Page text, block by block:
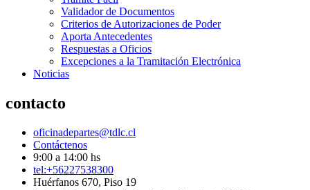
Validador de Documentos
Criterios de Autorizaciones de Poder
Aporta Antecedentes
Respuestas a Oficios
Excepciones a la Tramitación Electrónica
Noticias
contacto
oficinadepartes@tdlc.cl
Contáctenos
9:00 a 14:00 hs
tel:+56227538300
Huérfanos 670, Piso 19